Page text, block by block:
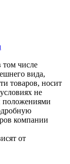
том числе
вида,
товаров, носит
не
положениями
компании
от